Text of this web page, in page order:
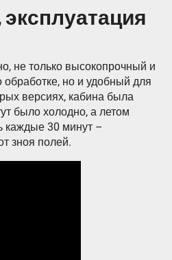
не только высокопрочный и
но и удобный для
версиях, кабина была
было холодно, а летом
каждые 30 минут –
зноя полей.